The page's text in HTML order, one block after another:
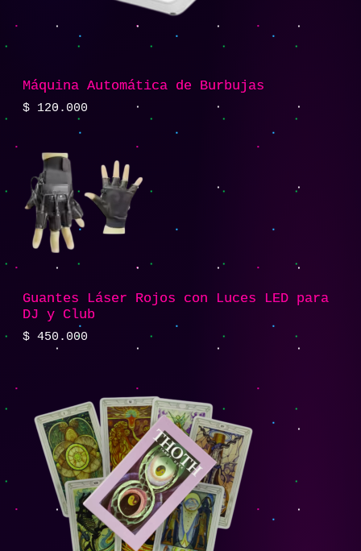
Máquina Automática de Burbujas
$ 120.000
Guantes Láser Rojos con Luces LED para
DJ y Club
$ 450.000